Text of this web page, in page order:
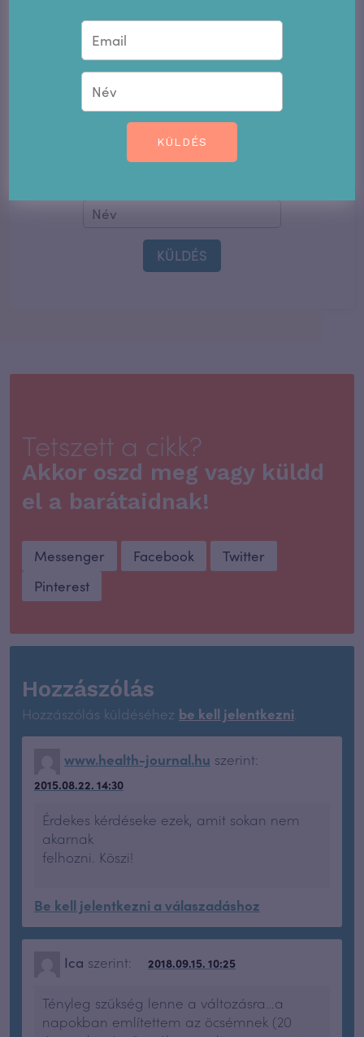
Hormonmentes.hu újdonságairól és
blogbejegyzéseinkről, iratkozz fel
hírlevelünkre!
FRISS INFORMÁCIÓK A
HÍRLEVELÜNKBEN!
KÜLDÉS
Tetszett a cikk?
Akkor oszd meg vagy küldd
el a barátaidnak!
Messenger Facebook
Twitter
Pinterest
Hozzászólás
Hozzászólás küldéséhez be kell jelentkezni.
www.health-journal.hu szerint:
2015.08.22. 14:30
Érdekes kérdéseke ezek, amit sokan nem
akarnak
felhozni. Köszi!
Be kell jelentkezni a válaszadáshoz
Ica szerint: 2018.09.15. 10:25
Tényleg szükség lenne a változásra…a
napokban említettem az öcsémnek (20
KÜLDÉS